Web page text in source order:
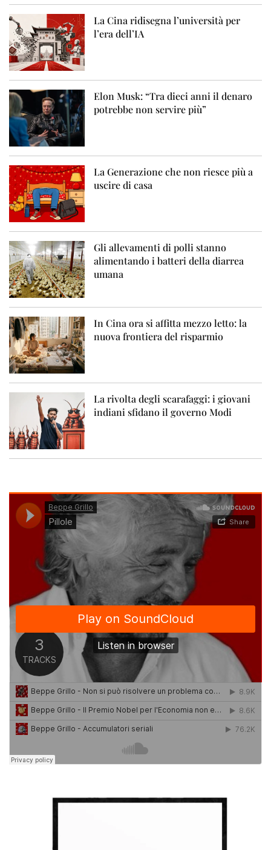
La Cina ridisegna l’università per
l’era dell’IA
Elon Musk: “Tra dieci anni il denaro
potrebbe non servire più”
La Generazione che non riesce più a
uscire di casa
Gli allevamenti di polli stanno
alimentando i batteri della diarrea
umana
In Cina ora si affitta mezzo letto: la
nuova frontiera del risparmio
La rivolta degli scarafaggi: i giovani
indiani sfidano il governo Modi